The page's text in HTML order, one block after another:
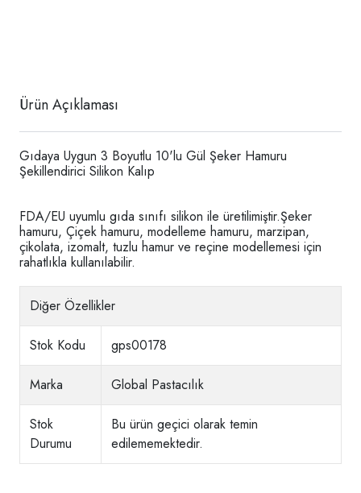
Ürün Açıklaması
Gıdaya Uygun 3 Boyutlu 10'lu Gül Şeker Hamuru
Şekillendirici Silikon Kalıp
FDA/EU uyumlu gıda sınıfı silikon ile üretilimiştir.Şeker
hamuru, Çiçek hamuru, modelleme hamuru, marzipan,
çikolata, izomalt, tuzlu hamur ve reçine modellemesi için
rahatlıkla kullanılabilir.
Diğer Özellikler
Stok Kodu gps00178
Marka Global Pastacılık
Stok
Durumu
Bu ürün geçici olarak temin
edilememektedir.